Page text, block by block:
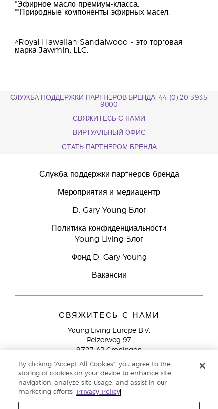
*Эфирное масло премиум-класса.
**Природные компоненты эфирных масел.
^Royal Hawaiian Sandalwood - это торговая
марка Jawmin, LLC.
СЛУЖБА ПОДДЕРЖКИ ПАРТНЕРОВ БРЕНДА: 44 (0) 20 3935
9000
СВЯЖИТЕСЬ С НАМИ
ВИРТУАЛЬНЫЙ ОФИС
СТАТЬ ПАРТНЕРОМ БРЕНДА
Служба поддержки партнеров бренда
Мероприятия и медиацентр
D. Gary Young Блог
Политика конфиденциальности
Young Living Блог
Фонд D. Gary Young
Вакансии
СВЯЖИТЕСЬ С НАМИ
Young Living Europe B.V.
Peizerweg 97
9727 AJ Groningen
Netherlands
Служба поддержки партнеров бренда+44 (0) 20 3935
9000
By clicking “Accept All Cookies”, you agree to the
storing of cookies on your device to enhance site
navigation, analyze site usage, and assist in our
marketing efforts.
Privacy Policy